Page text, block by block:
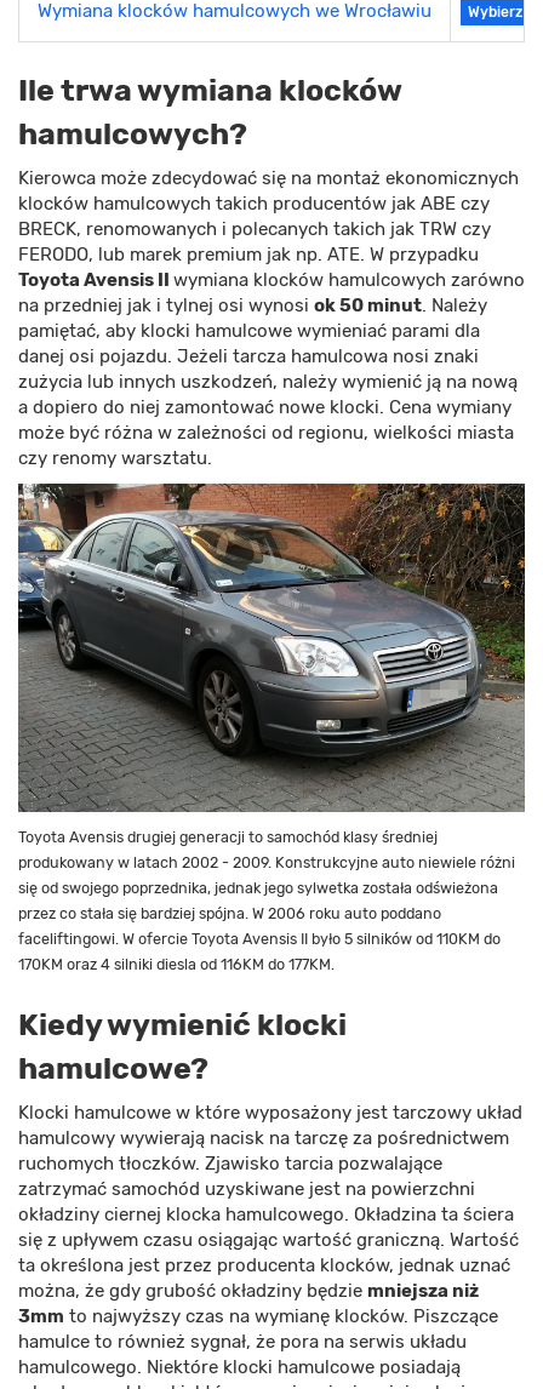
Wymiana klocków hamulcowych we Wrocławiu Wybierz
Ile trwa wymiana klocków
hamulcowych?
Kierowca może zdecydować się na montaż ekonomicznych
klocków hamulcowych takich producentów jak ABE czy
BRECK, renomowanych i polecanych takich jak TRW czy
FERODO, lub marek premium jak np. ATE. W przypadku
Toyota Avensis II wymiana klocków hamulcowych zarówno
na przedniej jak i tylnej osi wynosi ok 50 minut. Należy
pamiętać, aby klocki hamulcowe wymieniać parami dla
danej osi pojazdu. Jeżeli tarcza hamulcowa nosi znaki
zużycia lub innych uszkodzeń, należy wymienić ją na nową
a dopiero do niej zamontować nowe klocki. Cena wymiany
może być różna w zależności od regionu, wielkości miasta
czy renomy warsztatu.
Toyota Avensis drugiej generacji to samochód klasy średniej
produkowany w latach 2002 - 2009. Konstrukcyjne auto niewiele różni
się od swojego poprzednika, jednak jego sylwetka została odświeżona
przez co stała się bardziej spójna. W 2006 roku auto poddano
faceliftingowi. W ofercie Toyota Avensis II było 5 silników od 110KM do
170KM oraz 4 silniki diesla od 116KM do 177KM.
Kiedy wymienić klocki
hamulcowe?
Klocki hamulcowe w które wyposażony jest tarczowy układ
hamulcowy wywierają nacisk na tarczę za pośrednictwem
ruchomych tłoczków. Zjawisko tarcia pozwalające
zatrzymać samochód uzyskiwane jest na powierzchni
okładziny ciernej klocka hamulcowego. Okładzina ta ściera
się z upływem czasu osiągając wartość graniczną. Wartość
ta określona jest przez producenta klocków, jednak uznać
można, że gdy grubość okładziny będzie mniejsza niż
3mm to najwyższy czas na wymianę klocków. Piszczące
hamulce to również sygnał, że pora na serwis układu
hamulcowego. Niektóre klocki hamulcowe posiadają